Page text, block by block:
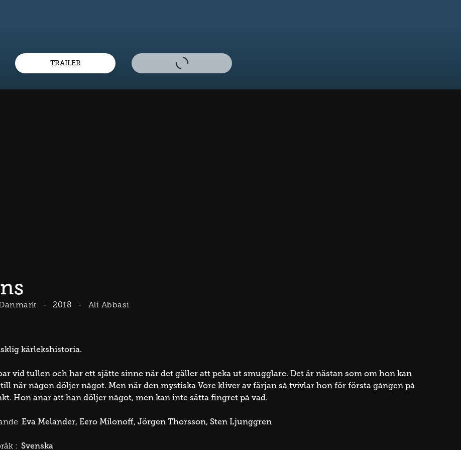
TRAILER
2018 Ali Abbasi
kärlekshistoria.
vid tullen och har ett sjätte sinne när det gäller att peka ut smugglare. Det är nästan som om hon kan
när någon döljer något. Men när den mystiska Vore kliver av färjan så tvivlar hon för första gången på
Hon anar att han döljer något, men kan inte sätta fingret på vad.
Eva Melander Eero Milonoff Jörgen Thorsson Sten Ljunggren
: Svenska